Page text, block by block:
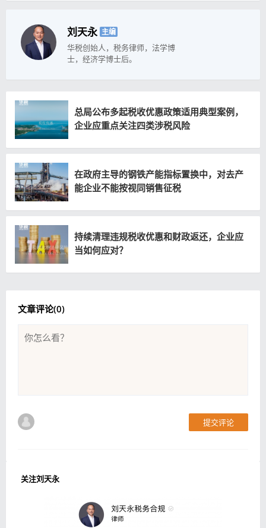
刘天永 主编
华税创始人，税务律师，法学博
士，经济学博士后。
总局公布多起税收优惠政策适用典型案例，
企业应重点关注四类涉税风险
在政府主导的钢铁产能指标置换中，对去产
能企业不能按视同销售征税
持续清理违规税收优惠和财政返还，企业应
当如何应对？
文章评论(0)
提交评论
关注刘天永